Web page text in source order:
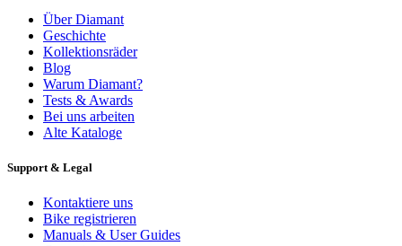
Über Diamant
Geschichte
Kollektionsräder
Blog
Warum Diamant?
Tests & Awards
Bei uns arbeiten
Alte Kataloge
Support & Legal
Kontaktiere uns
Bike registrieren
Manuals & User Guides